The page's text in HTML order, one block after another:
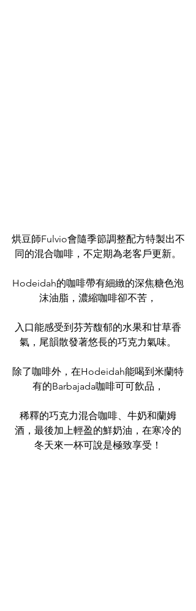
烘豆師Fulvio會隨季節調整配方特製出不
同的混合咖啡，不定期為老客戶更新。
Hodeidah的咖啡帶有細緻的深焦糖色泡
沫油脂，濃縮咖啡卻不苦，
入口能感受到芬芳馥郁的水果和甘草香
氣，尾韻散發著悠長的巧克力氣味。
除了咖啡外，在Hodeidah能喝到米蘭特
有的Barbajada咖啡可可飲品，
稀釋的巧克力混合咖啡、牛奶和蘭姆
酒，最後加上輕盈的鮮奶油，在寒冷的
冬天來一杯可說是極致享受！